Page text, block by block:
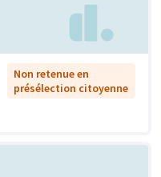
Non retenue en
présélection citoyenne